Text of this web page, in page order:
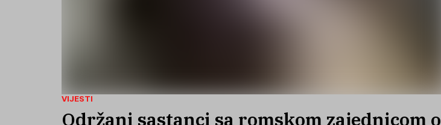
VIJESTI
Održani sastanci sa romskom zajednicom o